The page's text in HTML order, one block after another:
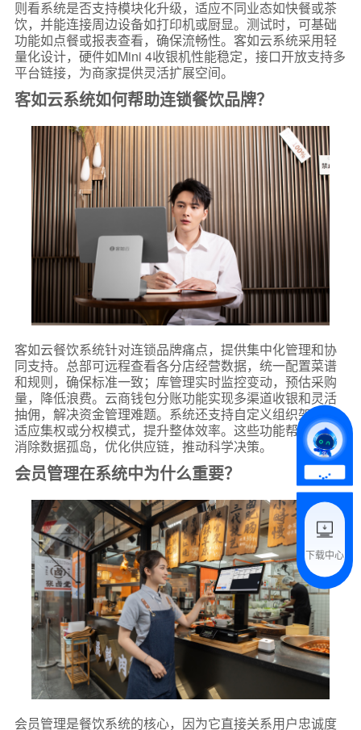
则看系统是否支持模块化升级，适应不同业态如快餐或茶
饮，并能连接周边设备如打印机或厨显。测试时，可基础
功能如点餐或报表查看，确保流畅性。客如云系统采用轻
量化设计，硬件如Mini 4收银机性能稳定，接口开放支持多
平台链接，为商家提供灵活扩展空间。
客如云系统如何帮助连锁餐饮品牌？
客如云餐饮系统针对连锁品牌痛点，提供集中化管理和协
同支持。总部可远程查看各分店经营数据，统一配置菜谱
和规则，确保标准一致；库管理实时监控变动，预估采购
量，降低浪费。云商钱包分账功能实现多渠道收银和灵活
抽佣，解决资金管理难题。系统还支持自定义组织架构，
适应集权或分权模式，提升整体效率。这些功能帮助品牌
消除数据孤岛，优化供应链，推动科学决策。
会员管理在系统中为什么重要？
会员管理是餐饮系统的核心，因为它直接关系用户忠诚度
下载中心
+86
*所属业态
*我的姓名
附加留言
预约试用
我是老客户，了解最新优惠